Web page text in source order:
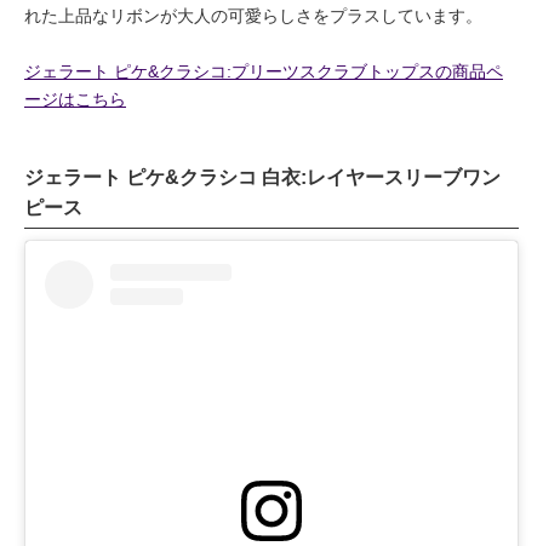
れた上品なリボンが大人の可愛らしさをプラスしています。
ジェラート ピケ&クラシコ:プリーツスクラブトップスの商品ペ
ージはこちら
ジェラート ピケ&クラシコ 白衣:レイヤースリーブワン
ピース